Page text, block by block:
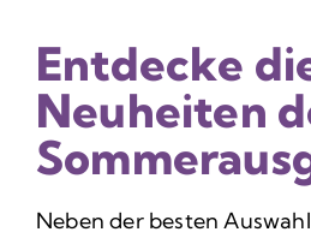
Entdecke
Neuheiten
Neben der besten